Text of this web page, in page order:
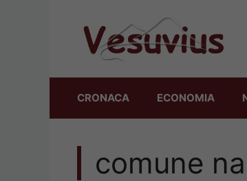
CRONACA ECONOMIA
comune